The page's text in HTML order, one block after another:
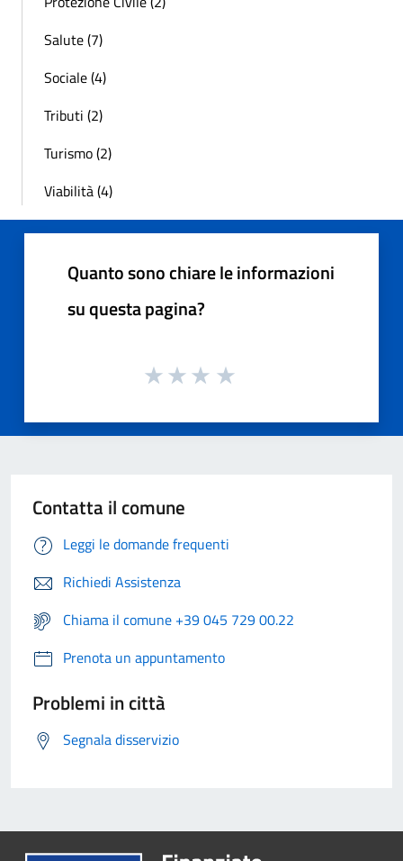
Salute (7)
Sociale (4)
Tributi (2)
Turismo (2)
Viabilità (4)
Quanto sono chiare le informazioni
su questa pagina?
Contatta il comune
Leggi le domande frequenti
Richiedi Assistenza
Chiama il comune +39 045 729 00.22
Prenota un appuntamento
Problemi in città
Segnala disservizio